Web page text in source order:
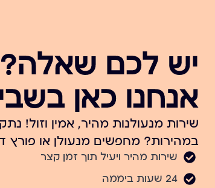
יש לכם שאלה?
אנחנו כאן
שירות מנעולנות מהיר, אמין וזול!
במהירות? מחפשים מנעולן או פורץ
שירות מהיר ויעיל תוך זמן קצר
24 שעות ביממה